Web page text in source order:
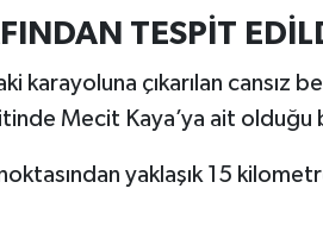
TESPİT
karayoluna çıkarılan cansız
Mecit Kaya’ya ait
yaklaşık 15